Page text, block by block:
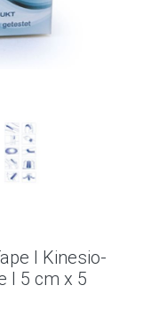
I Kinesio-
I 5 cm x 5